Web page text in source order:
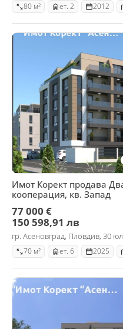
80 м² ет. 2 2012
Имот Корект продава
кооперация, кв. Запад
77 000 €
150 598,91 лв
гр. Асеновград, Пловдив, 30
70 м² ет. 6 2025